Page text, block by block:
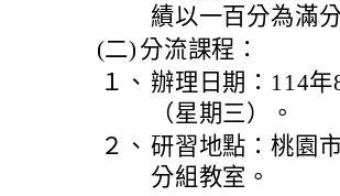
績以一百分為滿
(二) 分流課程：
１、 辦理日期：114
（星期三）。
２、 研習地點：桃園
分組教室。